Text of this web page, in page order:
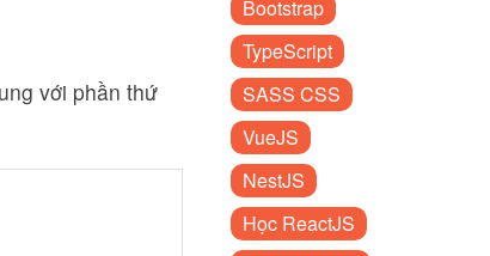
với phần thứ
Bootstrap
TypeScript
SASS CSS
VueJS
NestJS
Học ReactJS